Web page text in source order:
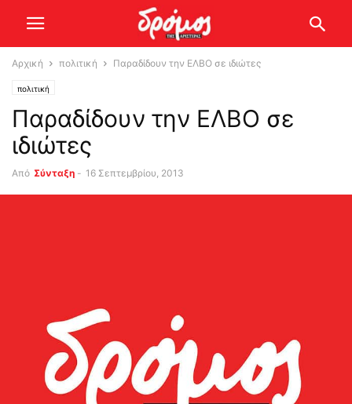
Αρχική πολιτική Παραδίδουν την ΕΛΒΟ σε ιδιώτες
πολιτική
Παραδίδουν την ΕΛΒΟ σε
ιδιώτες
Από Σύνταξη - 16 Σεπτεμβρίου, 2013